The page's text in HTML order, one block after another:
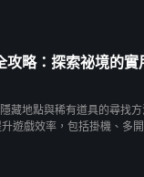
略：探索祕境的實
藏地點與稀有道具的尋找方
遊戲效率，包括掛機、多